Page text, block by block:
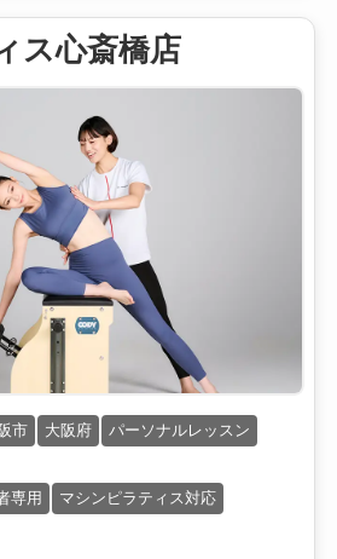
ス心斎橋店
市 大阪府
パーソナルレッスン
専用
マシンピラティス対応